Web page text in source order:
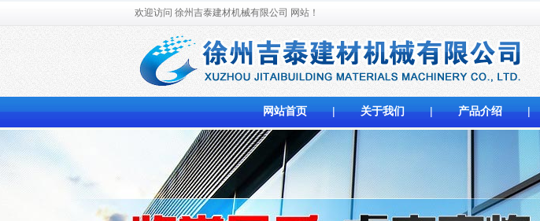
欢迎访问 徐州吉泰建材机械有限公司 网站！
网站首页|关于我们|产品介绍